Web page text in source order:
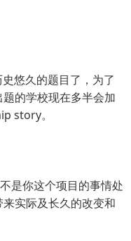
悠久的题目了，为了
的学校现在多半会加
story。
是你这个项目的事情处
实际及长久的改变和